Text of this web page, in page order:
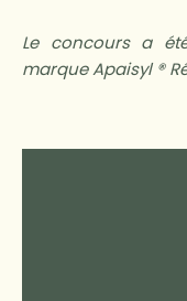
Le concours a
marque Apaisyl ®